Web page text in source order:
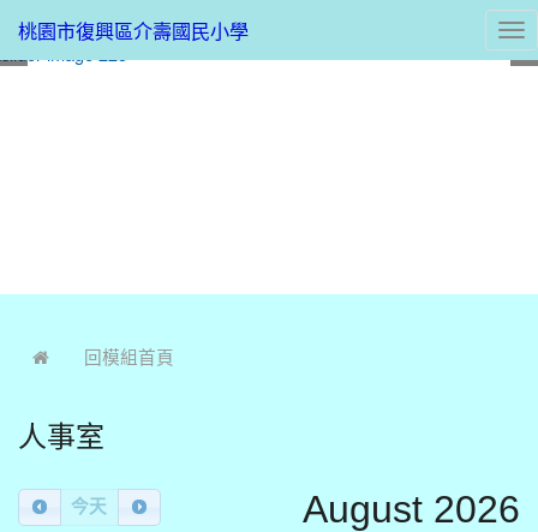
桃園市復興區介壽國民小學
回模組首頁
人事室
今天 August 2026